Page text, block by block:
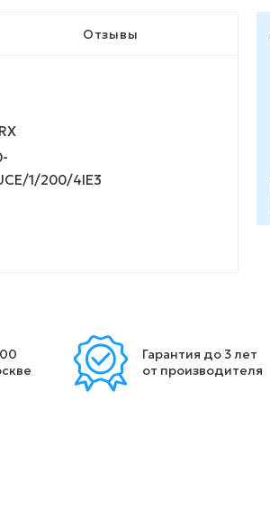
Отзывы
1/200/4IE3
Гарантия до 3 лет
от производителя